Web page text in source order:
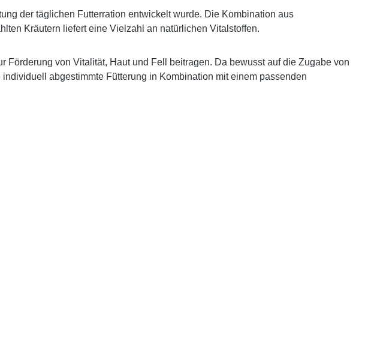
der täglichen Futterration entwickelt wurde. Die Kombination aus
Kräutern liefert eine Vielzahl an natürlichen Vitalstoffen.
von Vitalität, Haut und Fell beitragen. Da bewusst auf die Zugabe von
individuell abgestimmte Fütterung in Kombination mit einem passenden